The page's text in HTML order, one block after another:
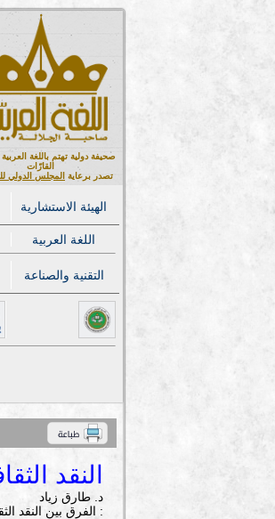
صحيفة دولية تهتم باللغة
القارّات
تصدر برعاية
المجلس الدولي
الهيئة الاستشارية
اللغة العربية
التقنية والصناعة
النقد
د. طارق زياد
الفرق بين النقد الثقافي و الدراسات الثقافية :